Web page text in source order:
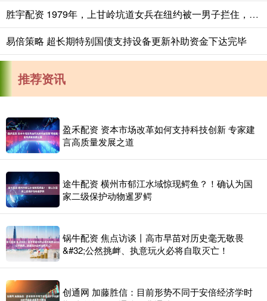
胜宇配资 1979年，上甘岭坑道女兵在纽约被一男子拦住，“我是你战俘”_詹姆斯_美军_审讯
易倍策略 超长期特别国债支持设备更新补助资金下达完毕
推荐资讯
盈禾配资 资本市场改革如何支持科技创新 专家建
言高质量发展之道
途牛配资 横州市郁江水域惊现鳄鱼？！确认为国
家二级保护动物暹罗鳄
锅牛配资 焦点访谈丨高市早苗对历史毫无敬畏
&#32;公然挑衅、执意玩火必将自取灭亡！
创通网 加藤胜信：目前形势不同于安倍经济学时